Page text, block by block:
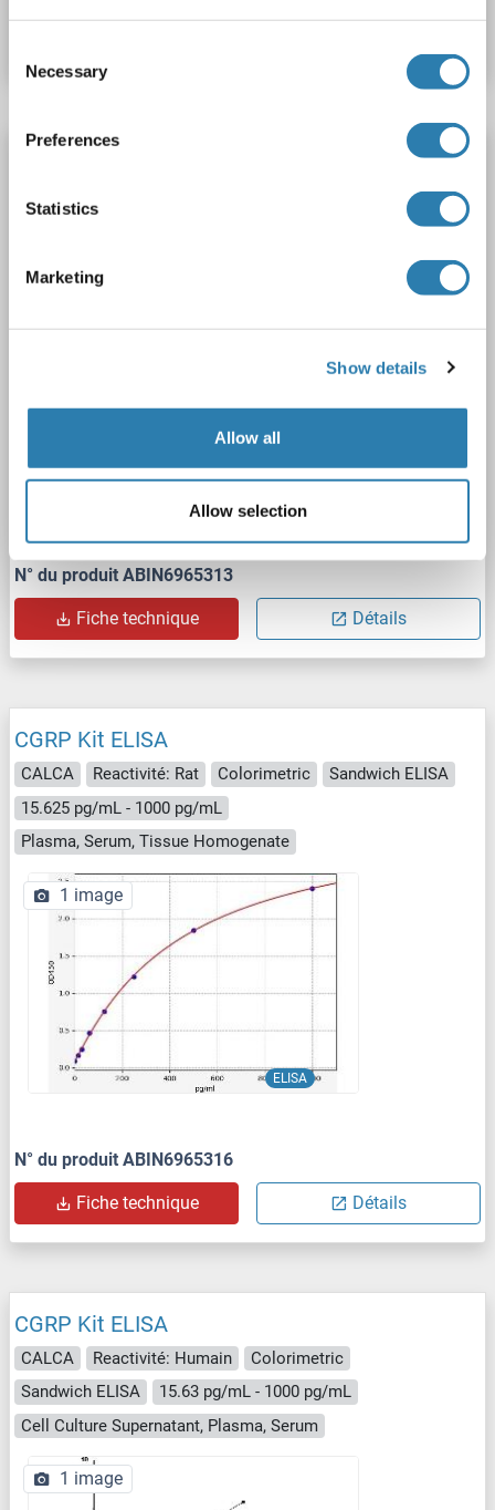
Selection
Necessary
Preferences
Statistics
Marketing
Show details
Allow all
Allow selection
Sandwich ELISA
N° du produit ABIN6965313
Fiche technique Détails
CGRP Kit ELISA
CALCA Reactivité: Rat Colorimetric
Sandwich ELISA
15.625 pg/mL - 1000 pg/mL
Plasma, Serum, Tissue Homogenate
ELISA
1 image
N° du produit ABIN6965316
Fiche technique Détails
CGRP Kit ELISA
CALCA Reactivité: Humain
Colorimetric
Sandwich ELISA
15.63 pg/mL - 1000 pg/mL
Cell Culture Supernatant, Plasma, Serum
1 image